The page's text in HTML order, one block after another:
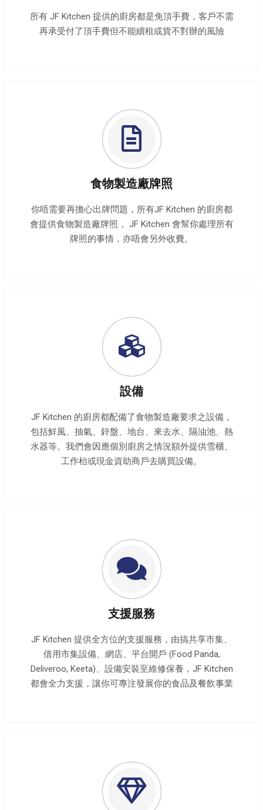
所有 JF Kitchen 提供的廚房都是免頂手費，客戶不需
再承受付了頂手​費但不能續租或貨不對​辦的風險
食物製造廠牌照
你唔需要再擔心出牌問題，所有JF Kitchen 的廚房都
會提供食物製造廠牌照， JF Kitchen 會幫你處理所有
牌照的事情，亦唔會另外收費。
設備
JF Kitchen 的廚房都配備了食物製造廠要求之設備，
包括鮮風、抽氣、鋅盤、地台、來去水、隔油池、熱
水器等。我們會因應個別廚房之情況額外提供雪櫃、
工作枱或現金資助商戶去購買設備。
支援服務
JF Kitchen 提供全方位的支援服務，由搞共享市集、
借用市集設備、網店、平台開戶 (Food Panda,
Deliveroo, Keeta)、設備安裝至維修保養，JF Kitchen
都會全力支援，讓你可專注發展你的食品及餐飲事業